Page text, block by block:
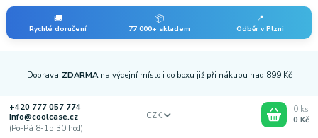
🚚
Rychlé doručení
📦
77 000+ skladem
📍
Odběr v Plzni
Doprava ZDARMA na výdejní místo i do boxu již při nákupu nad 899 Kč
+420 777 057 774
info@coolcase.cz
(Po-Pá 8-15:30 hod)
CZK
0 ks
0 Kč